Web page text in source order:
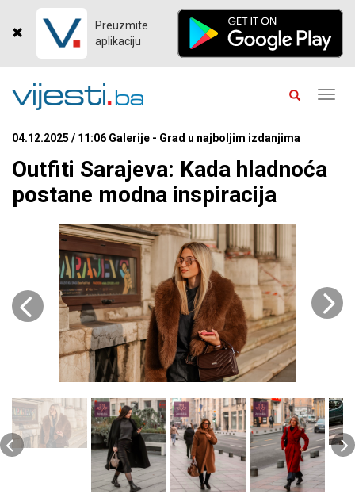
Preuzmite
aplikaciju
04.12.2025 / 11:06 Galerije - Grad u najboljim izdanjima
Outfiti Sarajeva: Kada hladnoća
postane modna inspiracija